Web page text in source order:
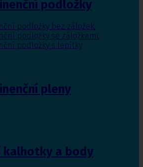
podložky
podložky bez záložek,
podložky se záložkami,
podložky s lepítky
pleny
kalhotky a body